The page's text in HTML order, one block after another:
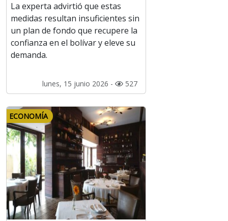
La experta advirtió que estas
medidas resultan insuficientes sin
un plan de fondo que recupere la
confianza en el bolívar y eleve su
demanda.
lunes, 15 junio 2026 - 527
ECONOMÍA